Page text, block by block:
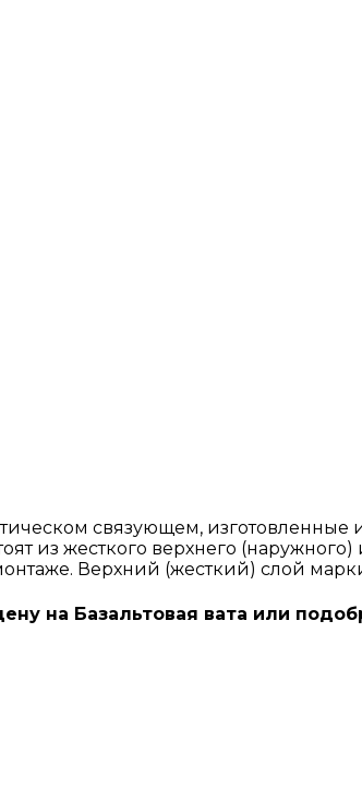
связующем, изготовленные
из жесткого верхнего (наружного)
Верхний (жесткий) слой
на Базальтовая вата или